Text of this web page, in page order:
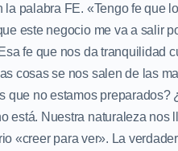
palabra FE. «Tengo fe que
este negocio me va a salir
fe que nos da tranquilidad
cosas se nos salen de las
que no estamos
Nuestra naturaleza nos
«creer para ver». La